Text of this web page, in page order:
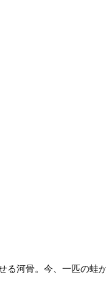
河骨。今、一匹の蛙